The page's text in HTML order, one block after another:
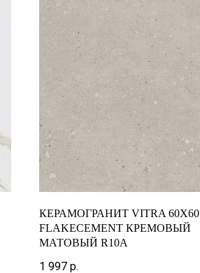
КЕРАМОГРАНИТ VITRA 60X60
FLAKECEMENT КРЕМОВЫЙ
МАТОВЫЙ R10A
1 997 р.